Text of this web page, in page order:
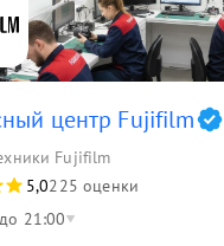
центр Fujifilm
Fujifilm
5,0225 оценки
21:00